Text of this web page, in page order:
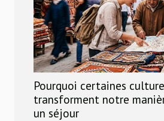
Pourquoi certaines
transforment notre
un séjour